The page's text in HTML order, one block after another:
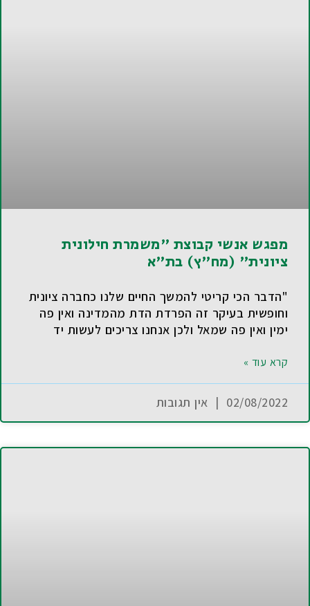
מפגש אנשי קבוצת "משמרת חילונית
ציונית" (מח"ץ) בת"א
"הדבר הכי קריטי להמשך החיים שלנו כחברה ציונית
וחופשית בעיקר זה הפרדת הדת מהמדינה ואין פה
ימין ואין פה שמאל ולכן אנחנו צריכים לעשות יד
קרא עוד »
02/08/2022 אין תגובות